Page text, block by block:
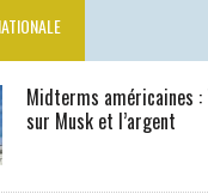
Midterms américaines :
sur Musk et l’argent